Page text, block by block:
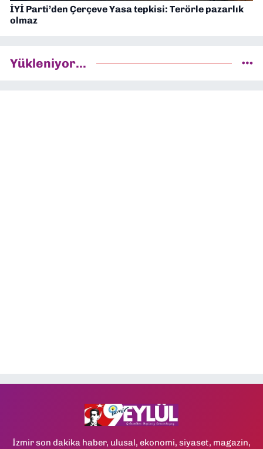
İYİ Parti’den Çerçeve Yasa tepkisi: Terörle pazarlık
olmaz
Yükleniyor...
İzmir son dakika haber, ulusal, ekonomi, siyaset, magazin,